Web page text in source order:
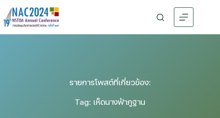
รายการโพสต์ที่เกี่ยวข้อง:
Tag: เห็ดนางฟ้าภูฐาน